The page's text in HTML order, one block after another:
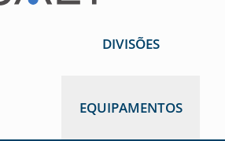
DIVISÕES
EQUIPAMENTOS